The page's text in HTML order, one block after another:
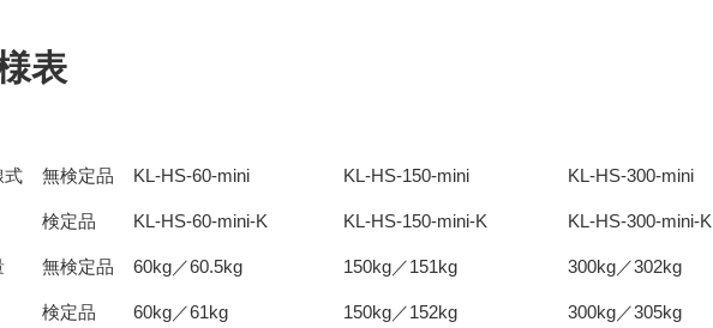
表
式 無検定品 KL-HS-60-mini KL-HS-150-mini KL-HS-300-mini
検定品 KL-HS-60-mini-K KL-HS-150-mini-K KL-HS-300-mini-K
無検定品 60kg／60.5kg 150kg／151kg 300kg／302kg
検定品 60kg／61kg 150kg／152kg 300kg／305kg